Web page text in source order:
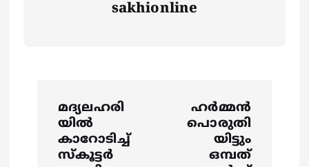
sakhionline
മദ്യലഹരി
യിൽ
കാറോടിച്ച്
സ്‌കൂട്ടർ
ഹര്‍മ്മന്‍
പൊരുതി
യിട്ടും
ഒമ്പത്